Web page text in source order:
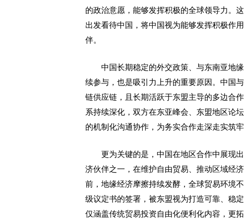
的政治意愿，能够发挥积极的全球领导力。
出发看待中国，将中国视为能够发挥积极作
伴。
中国长期稳定的外交政策、与东南亚地缘
续参与，也是吸引力上升的重要原因。中国
链供应链，且长期活跃于东盟主导的多边合
系持续深化，双方在东亚峰会、东盟地区论
的机制化沟通协作，为务实合作走深走实筑牢
更为关键的是，中国在地区合作中展现出
济伙伴之一，在维护自由贸易、推动区域经
前，地缘经济摩擦持续发酵，全球贸易环境
级议定书的签署，被东盟视为打造可靠、稳
仅涵盖传统贸易投资自由化便利化内容，更